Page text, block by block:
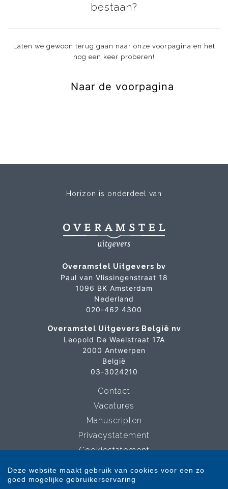
bestaan?
Laten we gewoon terug gaan naar onze voorpagina en het
nog een keer proberen!
Naar de voorpagina
Horizon is onderdeel van
Overamstel Uitgevers bv
Paul van Vlissingenstraat 18
1096 BK Amsterdam
Nederland
020-462 4300
Overamstel Uitgevers België nv
Leopold De Waelstraat 17A
2000 Antwerpen
België
03-3024210
Contact
Vacatures
Manuscripten
Privacystatement
Cookiestatement
Deze website maakt gebruik van cookies voor een zo
goed mogelijke gebruikerservaring